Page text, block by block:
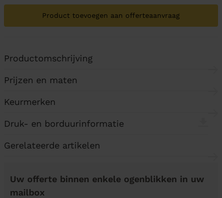
Product toevoegen aan offerteaanvraag
Productomschrijving
Prijzen en maten
Keurmerken
Druk- en borduurinformatie
Gerelateerde artikelen
Uw offerte binnen enkele ogenblikken in uw
mailbox